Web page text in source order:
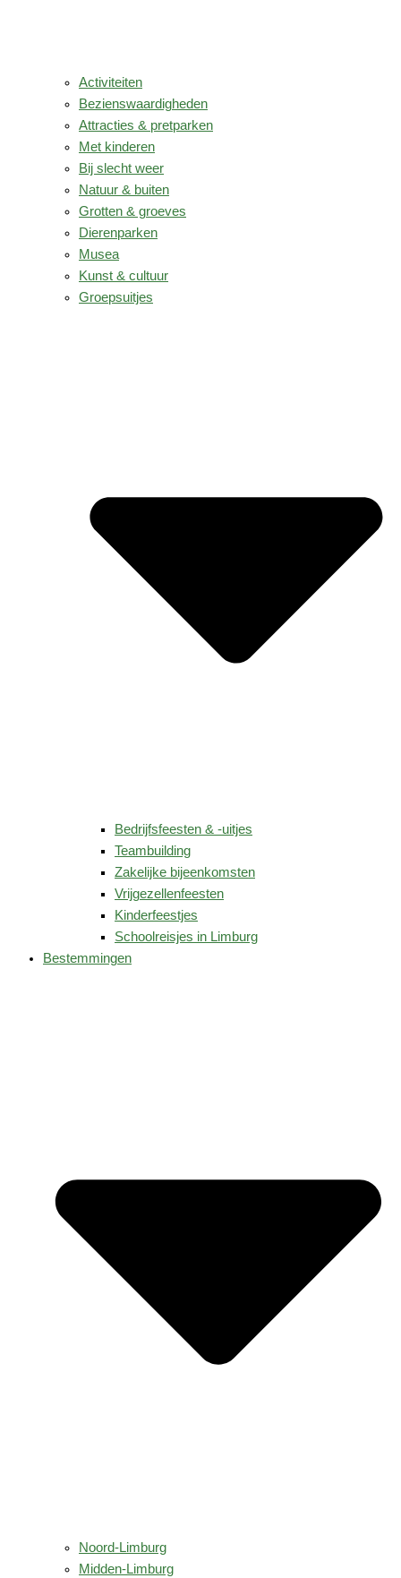
Activiteiten
Bezienswaardigheden
Attracties & pretparken
Met kinderen
Bij slecht weer
Natuur & buiten
Grotten & groeves
Dierenparken
Musea
Kunst & cultuur
Groepsuitjes
Bedrijfsfeesten & -uitjes
Teambuilding
Zakelijke bijeenkomsten
Vrijgezellenfeesten
Kinderfeestjes
Schoolreisjes in Limburg
Bestemmingen
Noord-Limburg
Midden-Limburg